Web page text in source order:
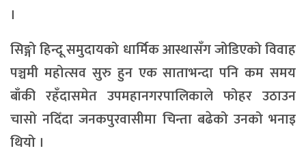
।
सिङ्गो हिन्दू समुदायको धार्मिक आस्थासँग जोडिएको विवाह
पञ्चमी महोत्सव सुरु हुन एक साताभन्दा पनि कम समय
बाँकी रहँदासमेत उपमहानगरपालिकाले फोहर उठाउन
चासो नदिँदा जनकपुरवासीमा चिन्ता बढेको उनको भनाइ
थियो ।